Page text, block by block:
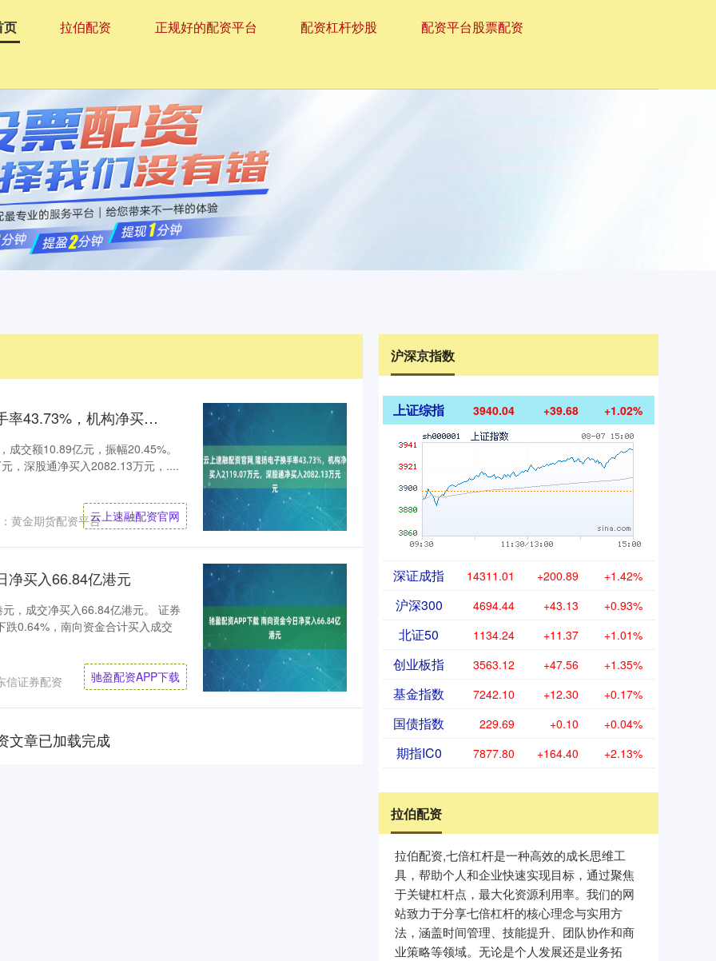
页 拉伯配资 正规好的配资平台 配资杠杆炒股 配资平台股票配资
云上速融配资官网 隆扬电子换手率43.73%，机构净买入2119.07万元，深股通净买入2082.13万元
交额10.89亿元，振幅20.45%。
，深股通净买入2082.13万元，....
云上速融配资官网
黄金期货配资平台
净买入66.84亿港元
，成交净买入66.84亿港元。 证券
0.64%，南向资金合计买入成交
驰盈配资APP下载
信证券配资
文章已加载完成
沪深京指数
上证综指 3940.04 +39.68 +1.02%
深证成指 14311.01 +200.89 +1.42%
沪深300 4694.44 +43.13 +0.93%
北证50 1134.24 +11.37 +1.01%
创业板指 3563.12 +47.56 +1.35%
基金指数 7242.10 +12.30 +0.17%
国债指数 229.69 +0.10 +0.04%
期指IC0 7877.80 +164.40 +2.13%
拉伯配资
拉伯配资,七倍杠杆是一种高效的成长思维工
具，帮助个人和企业快速实现目标，通过聚焦
于关键杠杆点，最大化资源利用率。我们的网
站致力于分享七倍杠杆的核心理念与实用方
法，涵盖时间管理、技能提升、团队协作和商
业策略等领域。无论是个人发展还是业务拓